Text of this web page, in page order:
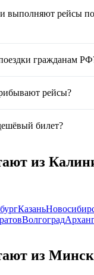
выполняют рейсы
гражданам
рейсы?
билет?
из
Казань
Волгоград
из